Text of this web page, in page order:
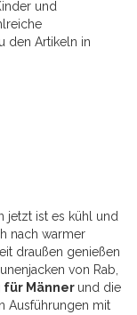
und
den Artikeln in
jetzt ist es kühl und
nach warmer
draußen genießen
von Rab,
für Männer und die
Ausführungen mit